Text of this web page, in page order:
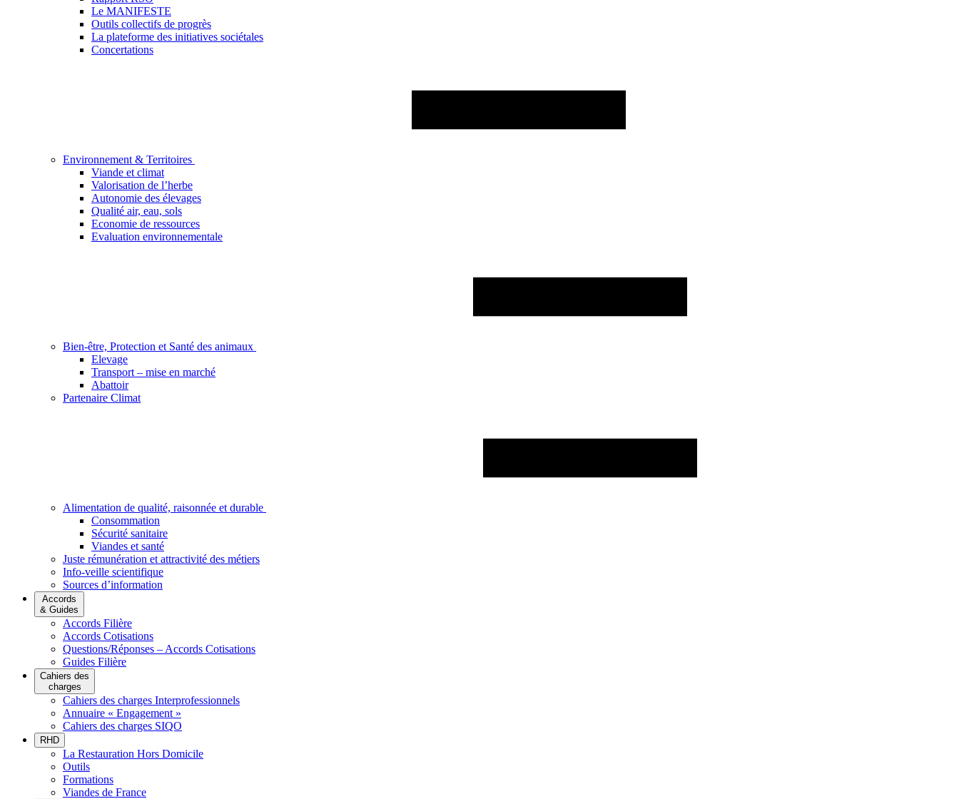
Le MANIFESTE
Outils collectifs de progrès
La plateforme des initiatives sociétales
Concertations
Environnement & Territoires
Viande et climat
Valorisation de l’herbe
Autonomie des élevages
Qualité air, eau, sols
Economie de ressources
Evaluation environnementale
Bien-être, Protection et Santé des animaux
Elevage
Transport – mise en marché
Abattoir
Partenaire Climat
Alimentation de qualité, raisonnée et durable
Consommation
Sécurité sanitaire
Viandes et santé
Juste rémunération et attractivité des métiers
Info-veille scientifique
Sources d’information
Accords
& Guides
Accords Filière
Accords Cotisations
Questions/Réponses – Accords Cotisations
Guides Filière
Cahiers des
charges
Cahiers des charges Interprofessionnels
Annuaire « Engagement »
Cahiers des charges SIQO
RHD
La Restauration Hors Domicile
Outils
Formations
Viandes de France